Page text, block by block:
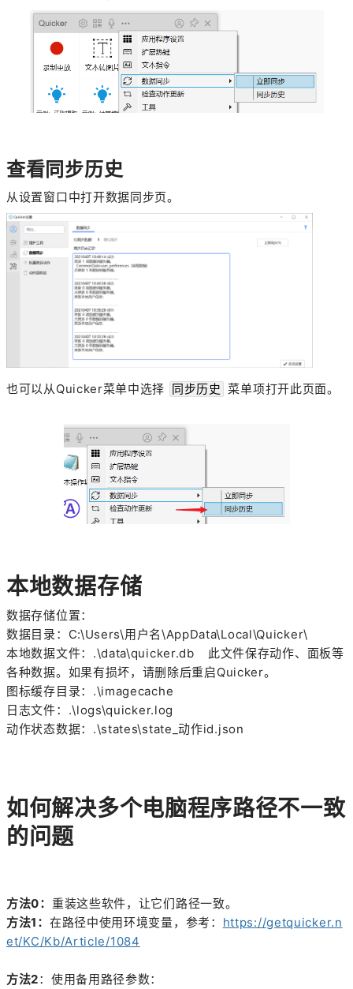
查看同步历史
从设置窗口中打开数据同步页。
也可以从Quicker菜单中选择 同步历史 菜单项打开此页面。
本地数据存储
数据存储位置：
数据目录： C:\Users\用户名\AppData\Local\Quicker\
本地数据文件：.\data\quicker.db 此文件保存动作、面板等
各种数据。如果有损坏，请删除后重启Quicker。
图标缓存目录：.\imagecache
日志文件：.\logs\quicker.log
动作状态数据：.\states\state_动作id.json
如何解决多个电脑程序路径不一致
的问题
方法0： 重装这些软件，让它们路径一致。
方法1： 在路径中使用环境变量，参考： https://getquicker.n
et/KC/Kb/Article/1084
方法2：使用备用路径参数：